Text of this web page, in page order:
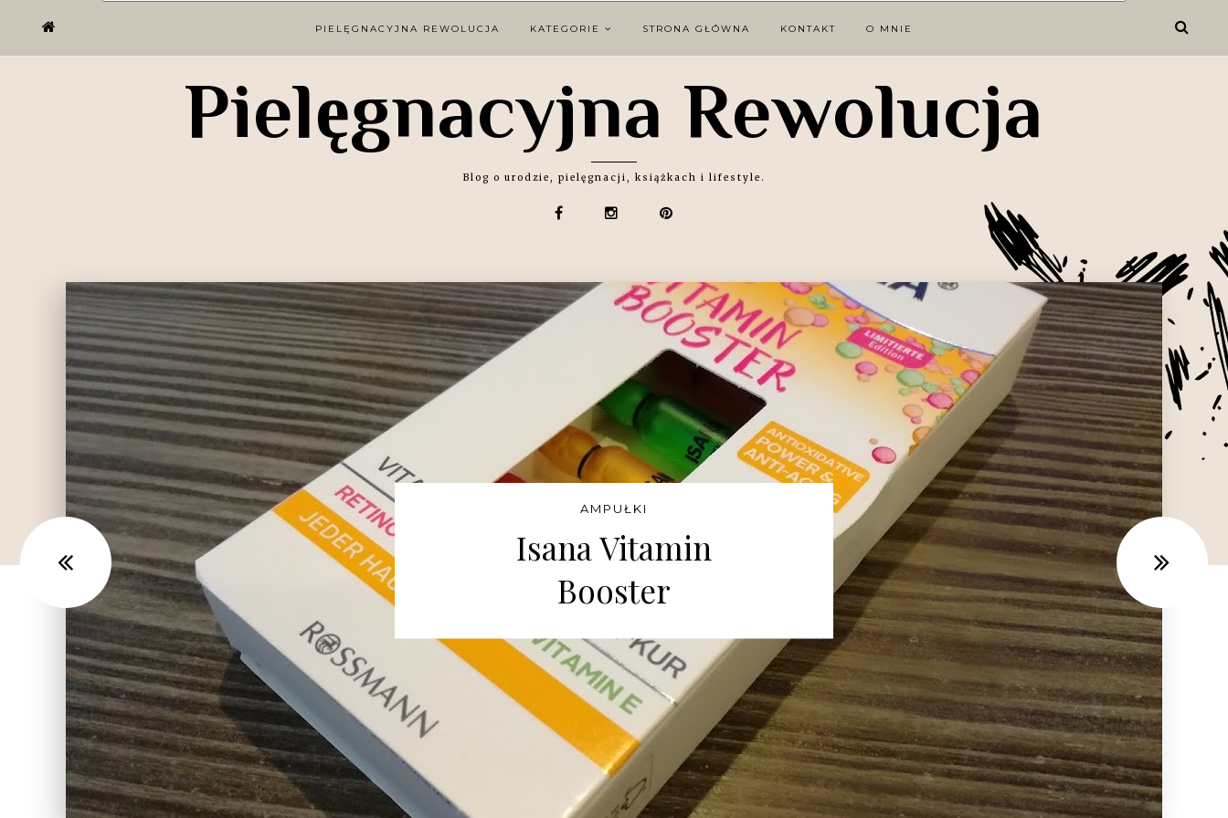
PIELĘGNACYJNA REWOLUCJA KATEGORIE STRONA GŁÓWNA KONTAKT O MNIE
Pielęgnacyjna Rewolucja
Blog o urodzie, pielęgnacji, książkach i lifestyle.
BEAUTE MARRAKECH
Czarne mydło pod
prysznic BEAUTE
MARRAKECH